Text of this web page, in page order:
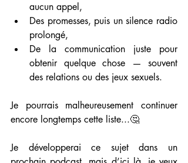
aucun appel,
Des promesses, puis un silence radio
prolongé,
De la communication juste pour
obtenir quelque chose — souvent
des relations ou des jeux sexuels.
Je pourrais malheureusement continuer
encore longtemps cette liste...🤔
Je développerai ce sujet dans un